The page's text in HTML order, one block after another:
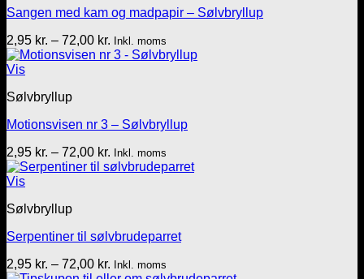
Sangen med kam og madpapir – Sølvbryllup
2,95 kr. – 72,00 kr. Prisinterval:
2,95 kr.
Inkl. moms
Vis
Sølvbryllup
Motionsvisen nr 3 – Sølvbryllup
2,95 kr. – 72,00 kr. Prisinterval:
2,95 kr.
Inkl. moms
Vis
Sølvbryllup
Serpentiner til sølvbrudeparret
2,95 kr. – 72,00 kr. Prisinterval:
Inkl. moms